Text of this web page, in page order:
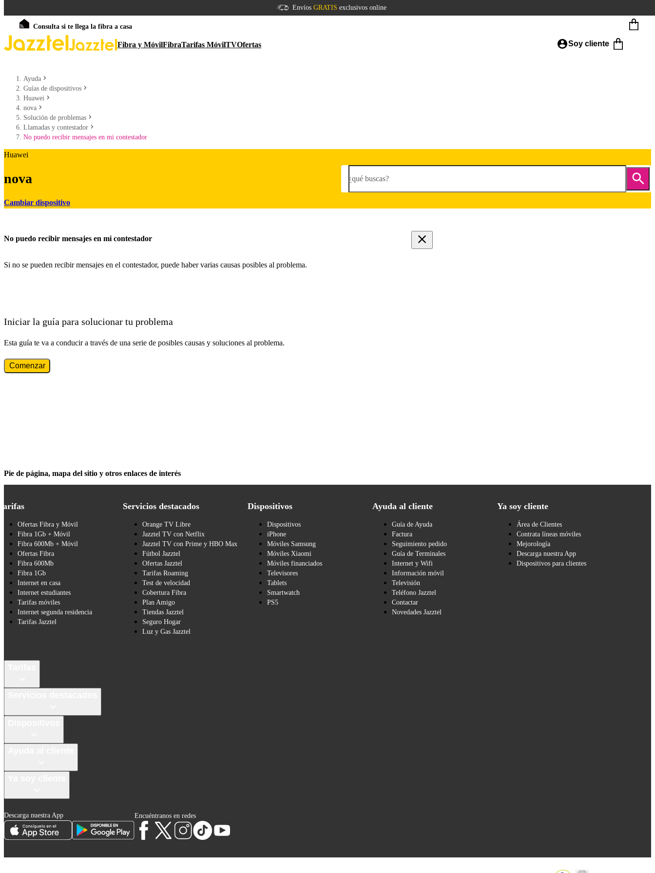
Envíos GRATIS exclusivos online
Consulta si te llega la fibra a casa
Fibra y MóvilFibraTarifas MóvilTVOfertas Soy cliente
Ayuda
Guías de dispositivos
Huawei
nova
Solución de problemas
Llamadas y contestador
No puedo recibir mensajes en mi contestador
Huawei
nova
Cambiar dispositivo
¿qué buscas?
No puedo recibir mensajes en mi contestador
Si no se pueden recibir mensajes en el contestador, puede haber varias causas posibles al problema.
Iniciar la guía para solucionar tu problema
Esta guía te va a conducir a través de una serie de posibles causas y soluciones al problema.
Comenzar
Pie de página, mapa del sitio y otros enlaces de interés
Ofertas Fibra y Móvil
Fibra 1Gb + Móvil
Fibra 600Mb + Móvil
Ofertas Fibra
Fibra 600Mb
Fibra 1Gb
Internet en casa
Internet estudiantes
Tarifas móviles
Internet segunda residencia
Tarifas Jazztel
Servicios destacados
Orange TV Libre
Jazztel TV con Netflix
Jazztel TV con Prime y HBO Max
Fútbol Jazztel
Ofertas Jazztel
Tarifas Roaming
Test de velocidad
Cobertura Fibra
Plan Amigo
Tiendas Jazztel
Seguro Hogar
Luz y Gas Jazztel
Dispositivos
Dispositivos
iPhone
Móviles Samsung
Móviles Xiaomi
Móviles financiados
Televisores
Tablets
Smartwatch
PS5
Ayuda al cliente
Guía de Ayuda
Factura
Seguimiento pedido
Guía de Terminales
Internet y Wifi
Información móvil
Televisión
Teléfono Jazztel
Contactar
Novedades Jazztel
Ya soy cliente
Área de Clientes
Contrata líneas móviles
Mejorología
Descarga nuestra App
Dispositivos para clientes
Descarga nuestra App Encuéntranos en redes